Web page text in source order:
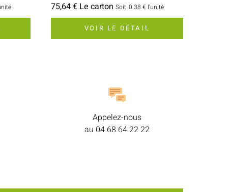
75,64 € Le carton Soit 0.38 € l'unité
VOIR LE DÉTAIL
Appelez-nous
au 04 68 64 22 22